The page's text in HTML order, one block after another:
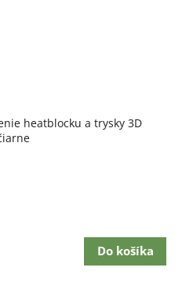
heatblocku a trysky 3D
Do košíka